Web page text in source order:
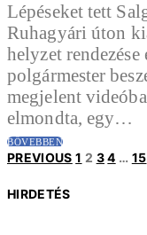
Lépéseket tett
Ruhagyári úton
helyzet
polgármester
megjelent
elmondta, egy…
BŐVEBBEN
lapozása
PREVIOUS 1 2 34 … 15
HIRDETÉS